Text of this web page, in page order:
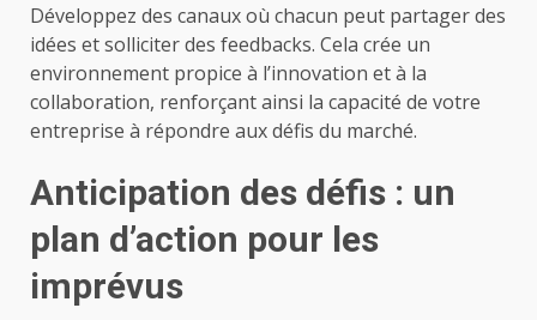
Développez des canaux où chacun peut partager des
idées et solliciter des feedbacks. Cela crée un
environnement propice à l’innovation et à la
collaboration, renforçant ainsi la capacité de votre
entreprise à répondre aux défis du marché.
Anticipation des défis : un
plan d’action pour les
imprévus